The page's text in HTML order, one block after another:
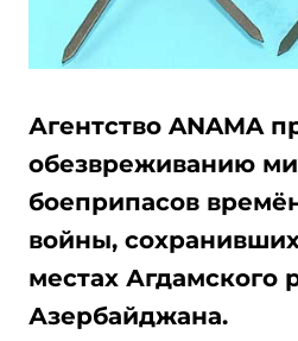
Агентство ANAMA
обезвреживанию
боеприпасов
войны,
местах Агдамского
Азербайджана.